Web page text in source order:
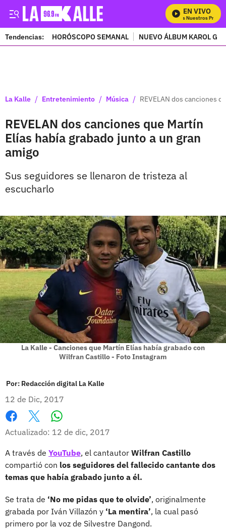
EN VIVO
Mira Todos Nuestros
Tendencias: HORÓSCOPO SEMANAL NUEVO ÁLBUM KAROL G
La Kalle / Entretenimiento / Música / REVELAN dos canciones
REVELAN dos canciones que Martín
Elías había grabado junto a un gran
amigo
Sus seguidores se llenaron de tristeza al
escucharlo
La Kalle - Canciones que Martín Elías había grabado con
Wilfran Castillo - Foto Instagram
Por: Redacción digital La Kalle
12 de Dic, 2017
Facebook
X
Actualizado: 12 de dic, 2017
A través de YouTube, el cantautor Wilfran Castillo
compartió con los seguidores del fallecido cantante dos
temas que había grabado junto a él.
Se trata de ‘No me pidas que te olvide’, originalmente
grabada por Iván Villazón y ‘La mentira’, la cual pasó
primero por la voz de Silvestre Dangond.